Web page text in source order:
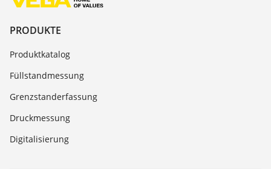
PRODUKTE
Produktkatalog
Füllstandmessung
Grenzstanderfassung
Druckmessung
Digitalisierung